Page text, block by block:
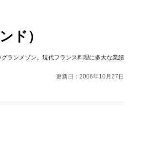
ド）
ランメゾン。現代フランス料理に多大な業績
更新日：2006年10月27日